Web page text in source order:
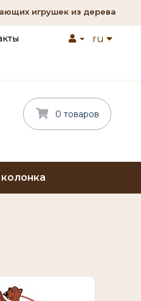
игрушек из дерева
ru
0 товаров